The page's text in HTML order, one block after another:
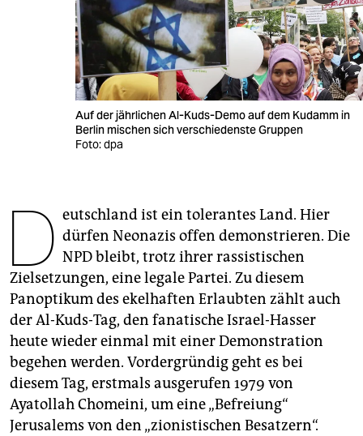
wahrheit
veranstaltungen
unterstützen
genossenschaft
epaper login
Auf der jährlichen Al-Kuds-Demo auf dem Kudamm in
Berlin mischen sich verschiedenste Gruppen
Foto: dpa
D eutschland ist ein tolerantes Land. Hier
dürfen Neonazis offen demonstrieren. Die
NPD bleibt, trotz ihrer rassistischen
Zielsetzungen, eine legale Partei. Zu diesem
Panoptikum des ekelhaften Erlaubten zählt auch
der Al-Kuds-Tag, den fanatische Israel-Hasser
heute wieder einmal mit einer Demonstration
begehen werden. Vordergründig geht es bei
diesem Tag, erstmals ausgerufen 1979 von
Ayatollah Chomeini, um eine „Befreiung“
Jerusalems von den „zionistischen Besatzern“.